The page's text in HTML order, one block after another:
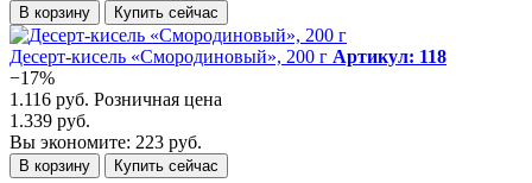
В корзину Купить сейчас
Десерт-кисель «Смородиновый», 200 г Артикул: 118
−17%
1.116 руб. Розничная цена
1.339 руб.
Вы экономите: 223 руб.
В корзину Купить сейчас